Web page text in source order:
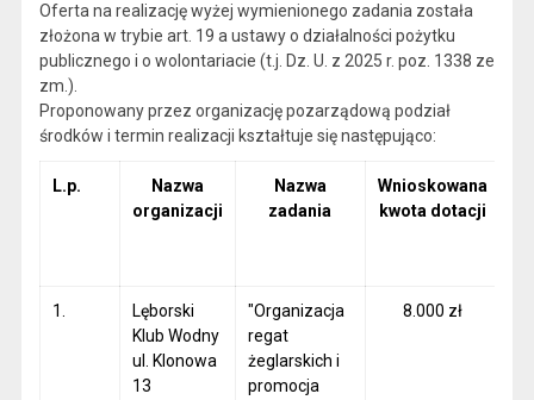
Oferta na realizację wyżej wymienionego zadania została
złożona w trybie art. 19 a ustawy o działalności pożytku
publicznego i o wolontariacie (t.j. Dz. U. z 2025 r. poz. 1338 ze
zm.).
Proponowany przez organizację pozarządową podział
środków i termin realizacji kształtuje się następująco:
L.p.
Nazwa
organizacji
Nazwa
zadania
Wnioskowana
kwota dotacji
1.
Lęborski
Klub Wodny
ul. Klonowa
13
"Organizacja
regat
żeglarskich i
promocja
8.000 zł